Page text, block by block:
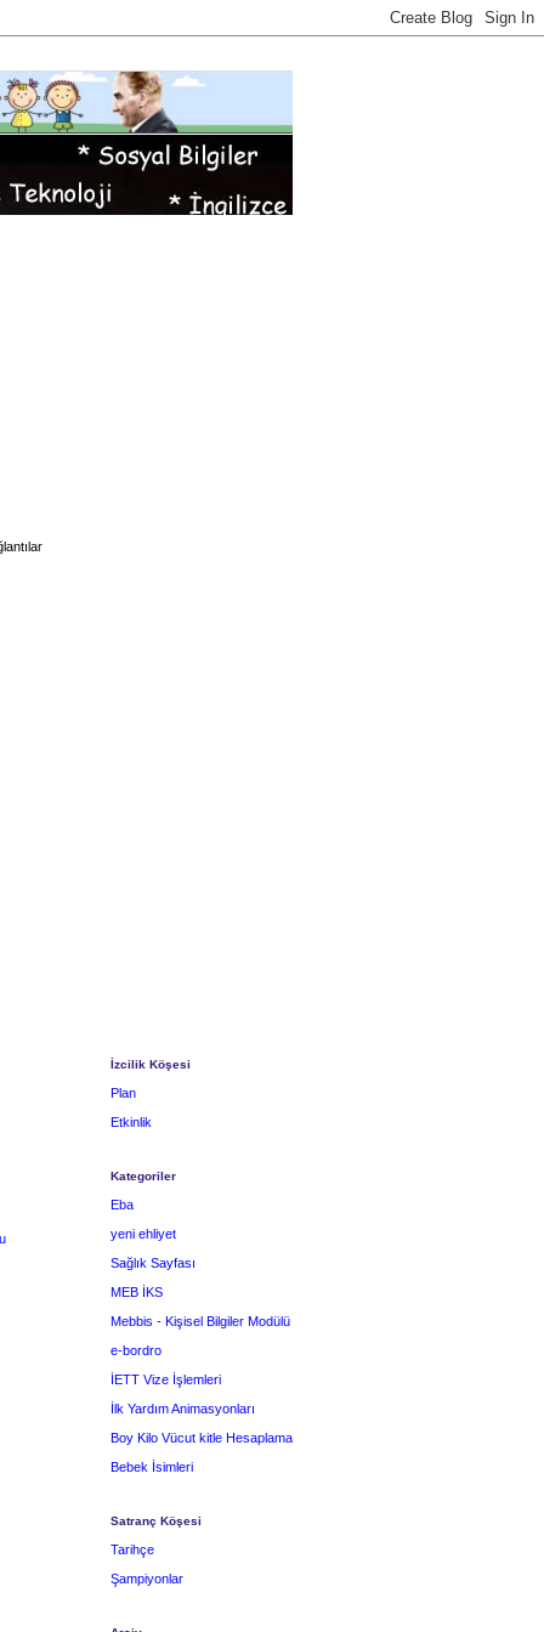
İzcilik Köşesi
Plan
Etkinlik
Kategoriler
Eba
yeni ehliyet
Sağlık Sayfası
MEB İKS
Mebbis - Kişisel Bilgiler Modülü
e-bordro
İETT Vize İşlemleri
İlk Yardım Animasyonları
Boy Kilo Vücut kitle Hesaplama
Bebek İsimleri
Satranç Köşesi
Tarihçe
Şampiyonlar